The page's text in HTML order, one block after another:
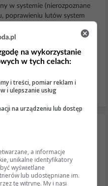
w systemie (nierozpoznane
poprawieniu lutów system
jako Sony itp. Z tym, że
jest też, że typ jest
może...
- Komputer nie
mi działaćpendrive
go nie wykrywa (patrzylem
otg pod tel, przy czym na
podłączeniu urządzenia usb)
na wykorzystanie
w tych celach:
i treści, pomiar reklam i
i ulepszanie usług
na urządzeniu lub dostęp
a informacje
unikalne identyfikatory
wyświetlane
lub udostępniane im.
tę witrynę. My i nasi